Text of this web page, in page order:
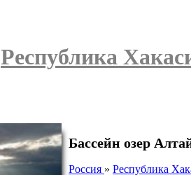
Республика
Бассейн озер
Россия » Республика